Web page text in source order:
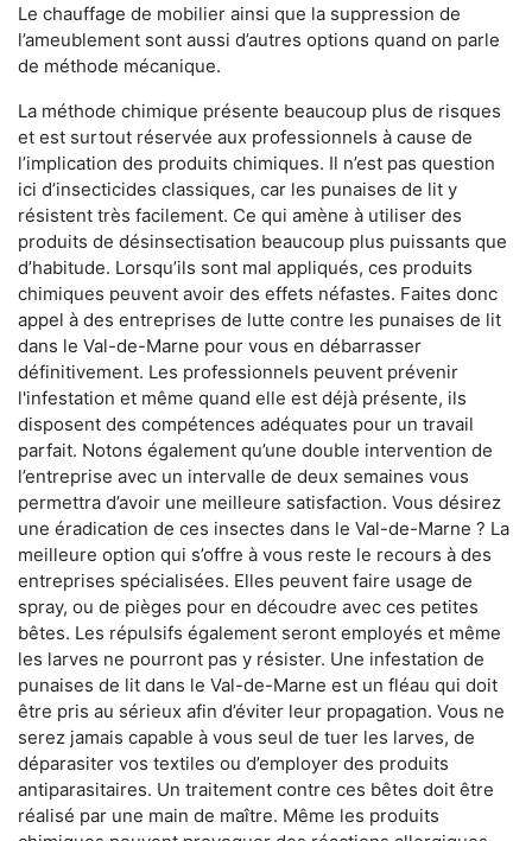
Le chauffage de mobilier ainsi que la suppression de
l’ameublement sont aussi d’autres options quand on parle
de méthode mécanique.
La méthode chimique présente beaucoup plus de risques
et est surtout réservée aux professionnels à cause de
l’implication des produits chimiques. Il n’est pas question
ici d’insecticides classiques, car les punaises de lit y
résistent très facilement. Ce qui amène à utiliser des
produits de désinsectisation beaucoup plus puissants que
d’habitude. Lorsqu’ils sont mal appliqués, ces produits
chimiques peuvent avoir des effets néfastes. Faites donc
appel à des entreprises de lutte contre les punaises de lit
dans le Val-de-Marne pour vous en débarrasser
définitivement. Les professionnels peuvent prévenir
l'infestation et même quand elle est déjà présente, ils
disposent des compétences adéquates pour un travail
parfait. Notons également qu’une double intervention de
l’entreprise avec un intervalle de deux semaines vous
permettra d’avoir une meilleure satisfaction. Vous désirez
une éradication de ces insectes dans le Val-de-Marne ? La
meilleure option qui s’offre à vous reste le recours à des
entreprises spécialisées. Elles peuvent faire usage de
spray, ou de pièges pour en découdre avec ces petites
bêtes. Les répulsifs également seront employés et même
les larves ne pourront pas y résister. Une infestation de
punaises de lit dans le Val-de-Marne est un fléau qui doit
être pris au sérieux afin d’éviter leur propagation. Vous ne
serez jamais capable à vous seul de tuer les larves, de
déparasiter vos textiles ou d’employer des produits
antiparasitaires. Un traitement contre ces bêtes doit être
réalisé par une main de maître. Même les produits